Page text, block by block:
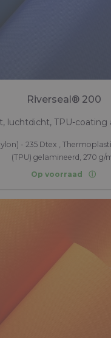
Riverseal® 200
luchtdicht, TPU-coating
- 235 Dtex ,
(TPU) gelamineerd, 270 g/
Op voorraad